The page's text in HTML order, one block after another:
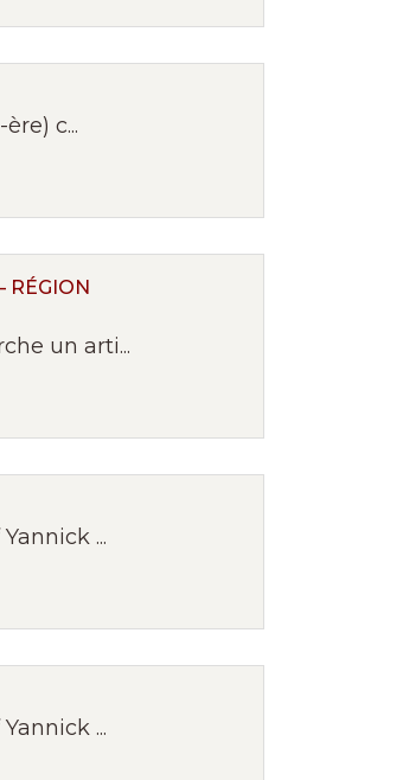
c...
RÉGION
un arti...
...
...